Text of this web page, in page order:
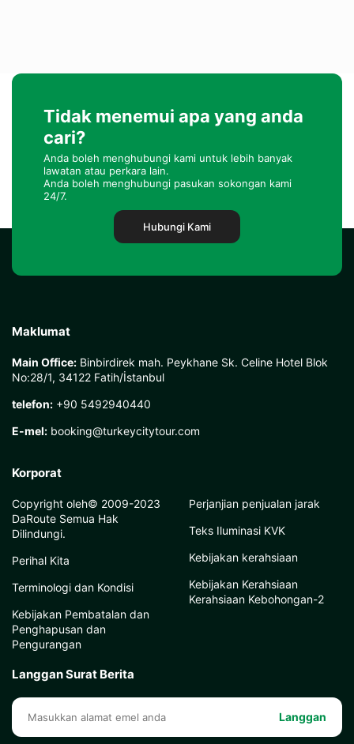
Tidak menemui apa yang anda
cari?
Anda boleh menghubungi kami untuk lebih banyak
lawatan atau perkara lain.
Anda boleh menghubungi pasukan sokongan kami
24/7.
Hubungi Kami
Maklumat
Main Office: Binbirdirek mah. Peykhane Sk. Celine Hotel Blok
No:28/1, 34122 Fatih/İstanbul
telefon: +90 5492940440
E-mel: booking@turkeycitytour.com
Korporat
Copyright oleh© 2009-2023
DaRoute Semua Hak
Dilindungi.
Perihal Kita
Terminologi dan Kondisi
Kebijakan Pembatalan dan
Penghapusan dan
Pengurangan
Perjanjian penjualan jarak
Teks Iluminasi KVK
Kebijakan kerahsiaan
Kebijakan Kerahsiaan
Kerahsiaan Kebohongan-2
Langgan Surat Berita
Langgan